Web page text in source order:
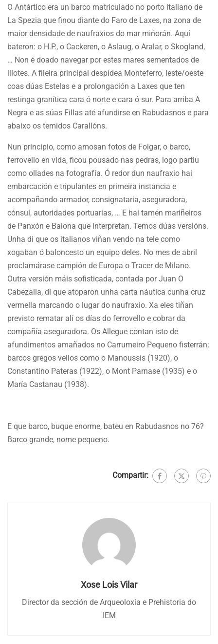
O Antártico era un barco matriculado no porto italiano de
La Spezia que finou diante do Faro de Laxes, na zona de
maior densidade de naufraxios do mar miñorán. Aquí
bateron: o H.P., o Cackeren, o Aslaug, o Aralar, o Skogland,
… Non é doado navegar por estes mares sementados de
illotes. A fileira principal despídea Monteferro, leste/oeste
coas dúas Estelas e a prolongación a Laxes que ten
restinga granítica cara ó norte e cara ó sur. Para arriba A
Negra e as súas Fillas até afundirse en Rabudasnos e para
abaixo os temidos Carallóns.
Nun principio, como amosan fotos de Folgar, o barco,
ferrovello en vida, ficou pousado nas pedras, logo partiu
como ollades na fotografía. Ó redor dun naufraxio hai
embarcación e tripulantes en primeira instancia e
acompañando armador, consignataria, aseguradora,
cónsul, autoridades portuarias, … E hai tamén mariñeiros
de Panxón e Baiona que interpretan. Temos dúas versións.
Unha di que os italianos viñan vendo na tele como
xogaban ó baloncesto un equipo deles. No mes de abril
proclamárase campión de Europa o Tracer de Milano.
Outra versión máis sofisticada, contada por Juan O
Cabezalla, di que atoparon unha carta náutica cunha cruz
vermella marcando o lugar do naufraxio. Xa eles tiñan
previsto rematar alí os días do ferrovello e cobrar da
compañía aseguradora. Os Allegue contan isto de
afundimentos amañados no Carrumeiro Pequeno fisterrán;
barcos gregos vellos como o Manoussis (1920), o
Constantino Pateras (1922), o Mont Parnase (1935) e o
María Castanau (1938).
E que barco, buque enorme, bateu en Rabudasnos no 76?
Barco grande, nome pequeno.
Compartir:
Xose Lois Vilar
Director da sección de Arqueoloxía e Prehistoria do
IEM